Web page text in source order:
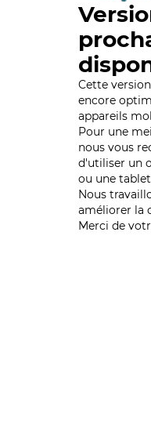
Cette
encore
appareils
Pour une
nous vous
d'utiliser un
ou une
Nous
améliorer la
Merci de